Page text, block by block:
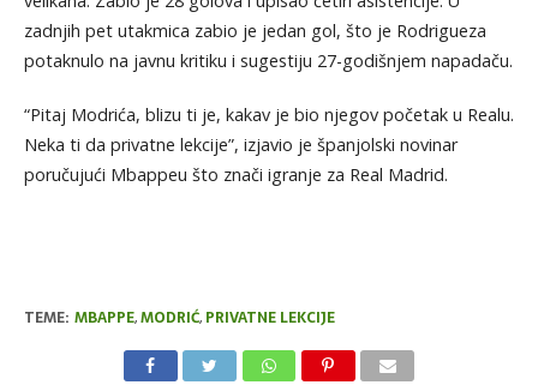
zadnjih pet utakmica zabio je jedan gol, što je Rodrigueza
potaknulo na javnu kritiku i sugestiju 27-godišnjem napadaču.
“Pitaj Modrića, blizu ti je, kakav je bio njegov početak u Realu.
Neka ti da privatne lekcije”, izjavio je španjolski novinar
poručujući Mbappeu što znači igranje za Real Madrid.
TEME: MBAPPE,MODRIĆ, PRIVATNE LEKCIJE